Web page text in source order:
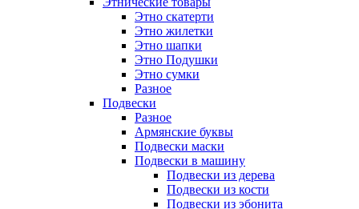
Этно скатерти
Этно жилетки
Этно шапки
Этно Подушки
Этно сумки
Разное
Подвески
Разное
Армянские буквы
Подвески маски
Подвески в машину
Подвески из дерева
Подвески из кости
Подвески из эбонита